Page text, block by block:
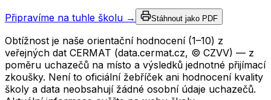
Připravíme na tuhle školu → Stáhnout jako PDF
Obtížnost je naše orientační hodnocení (1–10) z
veřejných dat CERMAT (data.cermat.cz, © CZVV) — z
poměru uchazečů na místo a výsledků jednotné přijímací
zkoušky. Není to oficiální žebříček ani hodnocení kvality
školy a data neobsahují žádné osobní údaje uchazečů.